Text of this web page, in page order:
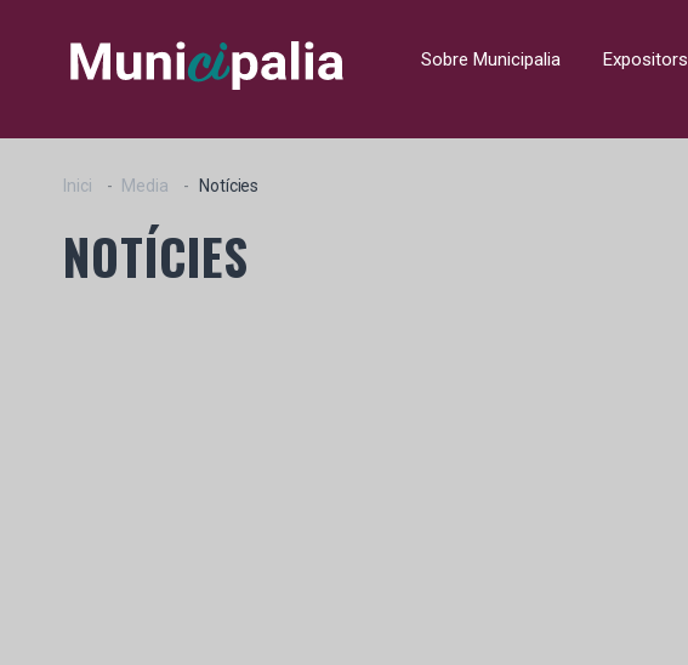
Sobre Municipalia Expositors
Inici Media Notícies
NOTÍCIES